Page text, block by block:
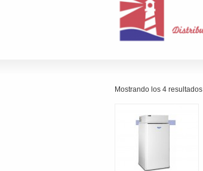
Mostrando los 4 resultados